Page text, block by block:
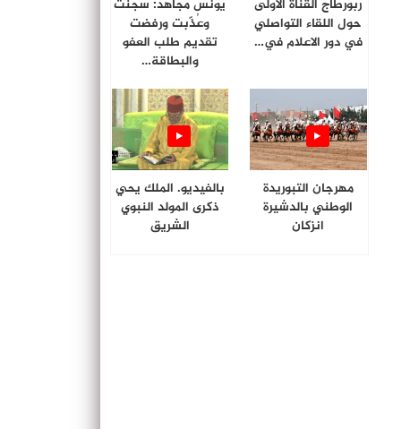
ربورطاج القناة الأولى
حول اللقاء التواصلي
في دور الاعلام في…
يونس مجاهد: سُجنت
وعُذّبت ورفضت
تقديم طلب العفو
والبطاقة…
مهرجان التبوريدة
الوطني بالدشيرة
انزكان
بالفيديو. الملك يحي
ذكرى المولد النبوي
الشريق